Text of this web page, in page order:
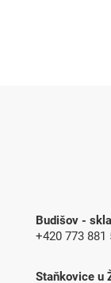
Budišov -
+420 773 881
Staňkovice u